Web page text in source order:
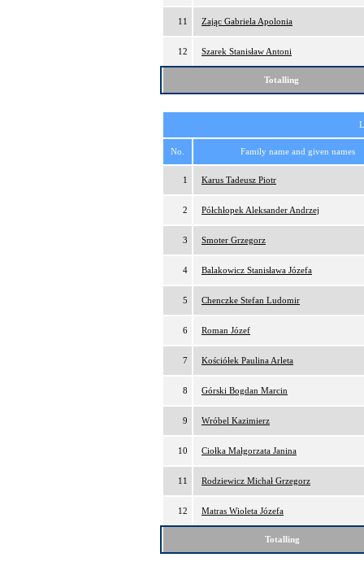
11 Zając Gabriela Apolonia
12 Szarek Stanisław Antoni
Totalling
No. Family name and given names
1 Karus Tadeusz Piotr
2 Półchłopek Aleksander Andrzej
3 Smoter Grzegorz
4 Balakowicz Stanisława Józefa
5 Chenczke Stefan Ludomir
6 Roman Józef
7 Kościółek Paulina Arleta
8 Górski Bogdan Marcin
9 Wróbel Kazimierz
10 Ciołka Małgorzata Janina
11 Rodziewicz Michał Grzegorz
12 Matras Wioleta Józefa
Totalling